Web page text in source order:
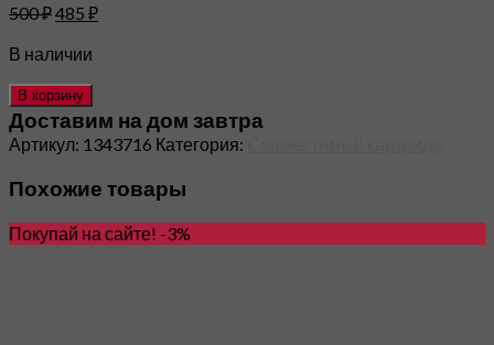
500₽485 ₽
В наличии
В корзину
Доставим на дом завтра
Артикул: 1343716 Категория:
Похожие товары
Покупай на сайте! -3%